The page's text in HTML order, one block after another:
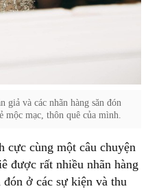
giả và các nhãn hàng săn đón
mạc, thôn quê của mình.
cực cùng một câu chuyện
được rất nhiều nhãn hàng
ở các sự kiện và thu